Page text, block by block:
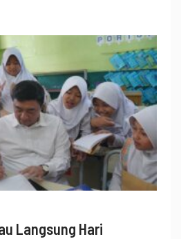
Langsung Hari